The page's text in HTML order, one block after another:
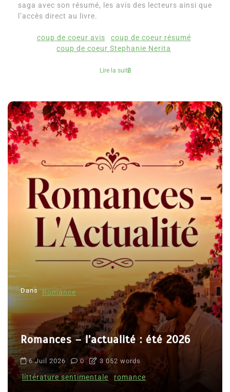
saga avec son résumé, les avis des lecteurs ainsi que
l’accès direct au livre.
coup de coeur avis
coup de coeur résumé
coup de coeur Stephanie Nerita
Lire la suite
Dans Romance
Romances – l’actualité : été 2026
6 Juil 2026 0 3 052 words
littérature sentimentale romance